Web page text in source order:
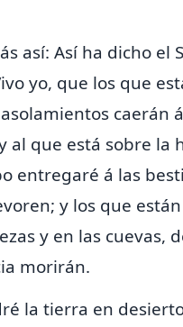
así: Así ha dicho el
yo, que los que
caerán á
al que está sobre la
entregaré á las
y los que
y en las cuevas,
morirán.
la tierra en